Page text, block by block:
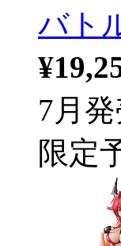
バト
7月
限定